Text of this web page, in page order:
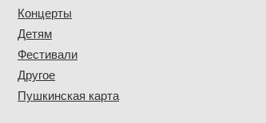
Концерты
Детям
Фестивали
Другое
Пушкинская карта